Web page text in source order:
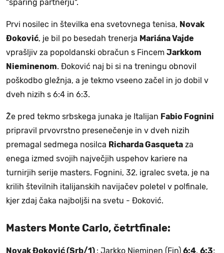
"sparing partnerju".
Prvi nosilec in številka ena svetovnega tenisa, Novak
Đoković, je bil po besedah trenerja Mariána Vajde
vprašljiv za popoldanski obračun s Fincem Jarkkom
Nieminenom. Đoković naj bi si na treningu obnovil
poškodbo gležnja, a je tekmo vseeno začel in jo dobil v
dveh nizih s 6:4 in 6:3.
Že pred tekmo srbskega junaka je Italijan Fabio Fognini
pripravil prvovrstno presenečenje in v dveh nizih
premagal sedmega nosilca Richarda Gasqueta za
enega izmed svojih največjih uspehov kariere na
turnirjih serije masters. Fognini, 32. igralec sveta, je na
krilih številnih italijanskih navijačev poletel v polfinale,
kjer zdaj čaka najboljši na svetu - Đoković.
Masters Monte Carlo, četrtfinale:
Novak Đoković (Srb/1) : Jarkko Nieminen (Fin) 6:4, 6:3;